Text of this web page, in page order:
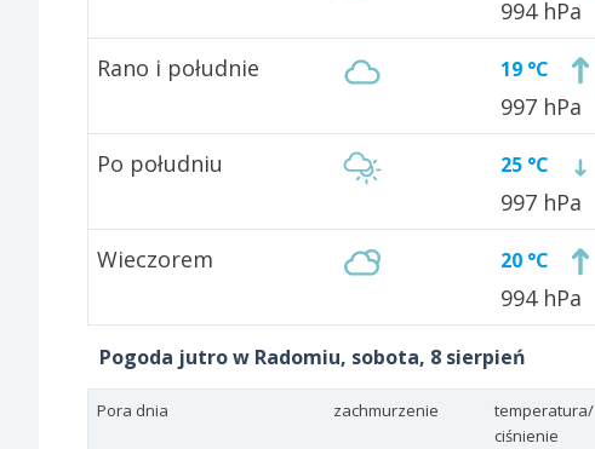
994 hPa
Rano i południe 19 °C
997 hPa
Po południu 25 °C
997 hPa
Wieczorem 20 °C
994 hPa
Pogoda jutro w Radomiu, sobota, 8 sierpień
Pora dnia zachmurzenie
temperatura/
ciśnienie